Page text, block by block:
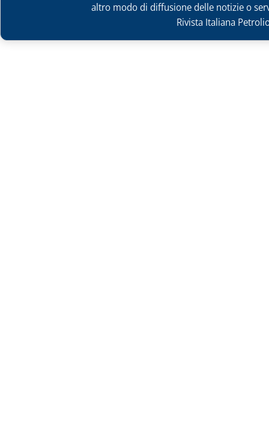
altro modo di diffusione delle notizie o
Rivista Italiana